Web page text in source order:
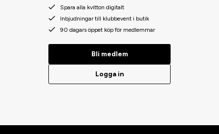
Spara alla kvitton digitalt
Inbjudningar till klubbevent i butik
90 dagars öppet köp för medlemmar
Bli medlem
Logga in